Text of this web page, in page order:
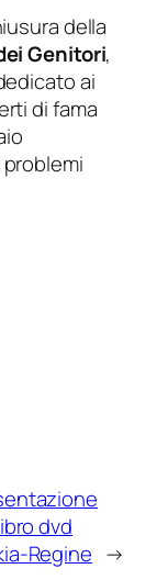
della
Genitori,
ai
di fama
dvd
Regine →